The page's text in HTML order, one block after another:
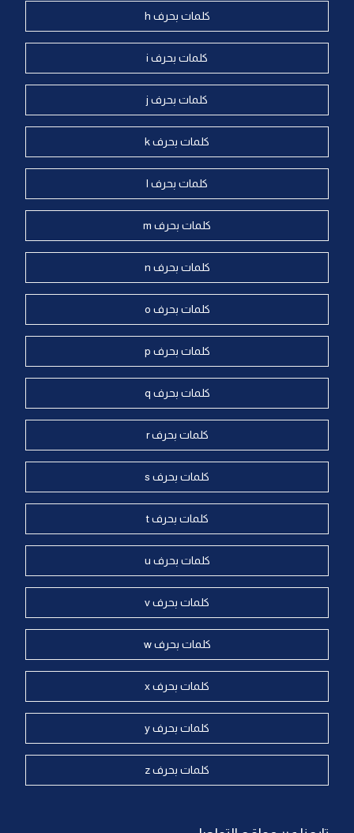
كلمات بحرف h
كلمات بحرف i
كلمات بحرف j
كلمات بحرف k
كلمات بحرف l
كلمات بحرف m
كلمات بحرف n
كلمات بحرف o
كلمات بحرف p
كلمات بحرف q
كلمات بحرف r
كلمات بحرف s
كلمات بحرف t
كلمات بحرف u
كلمات بحرف v
كلمات بحرف w
كلمات بحرف x
كلمات بحرف y
كلمات بحرف z